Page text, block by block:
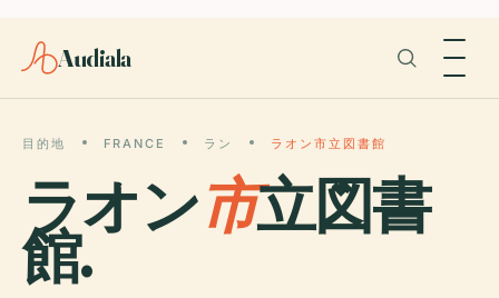
Audiala
目的地 FRANCE ラン ラオン市立図書館
ラオン市立図書
館.